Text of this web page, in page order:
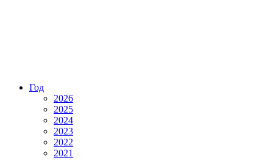
Год
2026
2025
2024
2023
2022
2021